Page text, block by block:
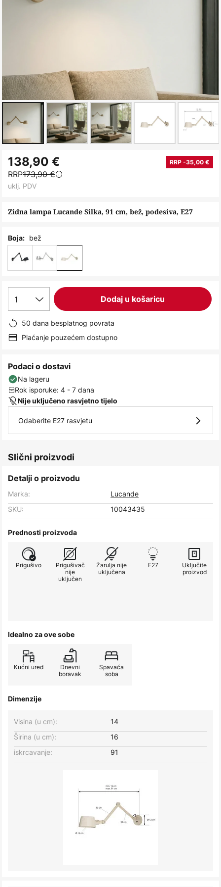
to
the
beginning
the
gallery
Zidna lampa Lucande Silka, 91 cm, bež, podesiva, E27
138,90 € RRP -35,00 €
RRP173,90 €
uklj. PDV
Boja: bež
1 Dodaj u košaricu
50 dana besplatnog povrata
Plaćanje pouzećem dostupno
Podaci o dostavi
Na lageru
Rok isporuke: 4 - 7 dana
Nije uključeno rasvjetno tijelo
Odaberite E27 rasvjetu
Slični proizvodi
Detalji o proizvodu
Marka:
Lucande
SKU:
10043435
Prednosti proizvoda
Prigušivo
Prigušivač
nije
uključen
Žarulja nije
uključena
E27
Uključite
proizvod
Idealno za ove sobe
Kućni ured
Dnevni
boravak
Spavaća
soba
Dimenzije
Širina (u cm): 16
Visina (u cm): 14
iskrcavanje: 91